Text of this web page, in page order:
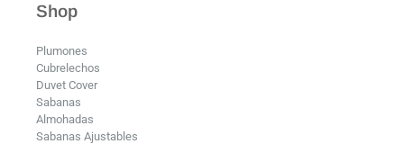
Shop
Plumones
Cubrelechos
Duvet Cover
Sabanas
Almohadas
Sabanas Ajustables